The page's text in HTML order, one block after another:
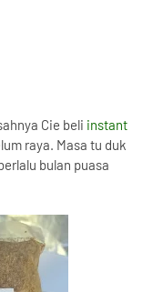
Cie beli instant
raya. Masa tu duk
bulan puasa